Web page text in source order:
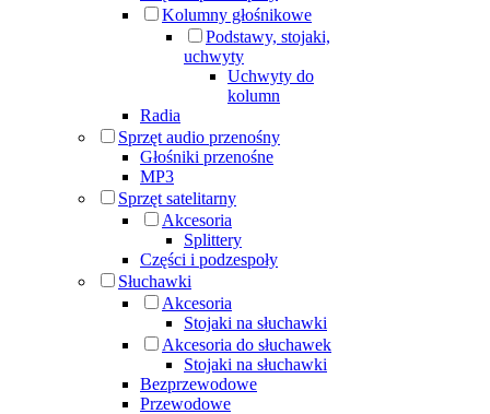
Kolumny głośnikowe
Podstawy, stojaki,
uchwyty
Uchwyty do
kolumn
Radia
Sprzęt audio przenośny
Głośniki przenośne
MP3
Sprzęt satelitarny
Akcesoria
Splittery
Części i podzespoły
Słuchawki
Akcesoria
Stojaki na słuchawki
Akcesoria do słuchawek
Stojaki na słuchawki
Bezprzewodowe
Przewodowe